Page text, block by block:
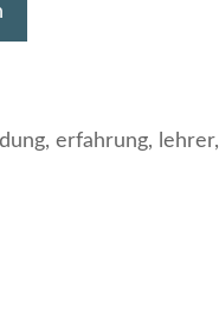
, erfahrung, lehrer,